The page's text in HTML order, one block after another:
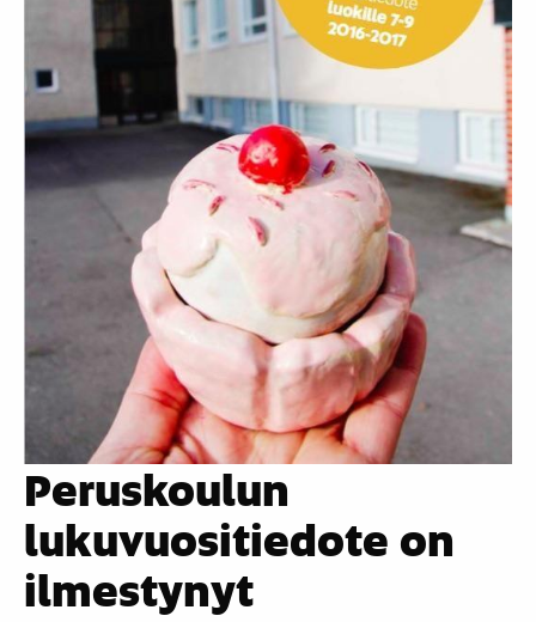
Peruskoulun
lukuvuositiedote on
ilmestynyt